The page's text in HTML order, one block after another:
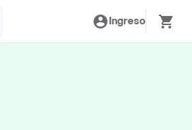
Ingreso